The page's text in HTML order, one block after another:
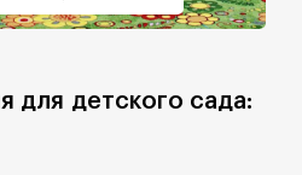
для детского сада: